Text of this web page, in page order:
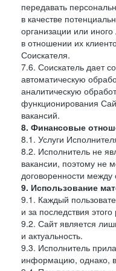
передавать
в качестве
организации или
в отношении их
Соискателя.
7.6. Соискатель дает
автоматическую
аналитическую
функционирования
вакансий.
8. Финансовые
8.1. Услуги
8.2. Исполнитель не
вакансии, поэтому не
договоренности
9. Использование
9.1. Каждый
и за последствия
9.2. Сайт является
и актуальность.
9.3. Исполнитель
информацию, однако, в